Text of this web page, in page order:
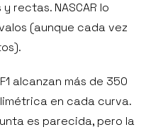
rectas. NASCAR lo
(aunque cada vez
alcanzan más de 350
en cada curva.
es parecida, pero la